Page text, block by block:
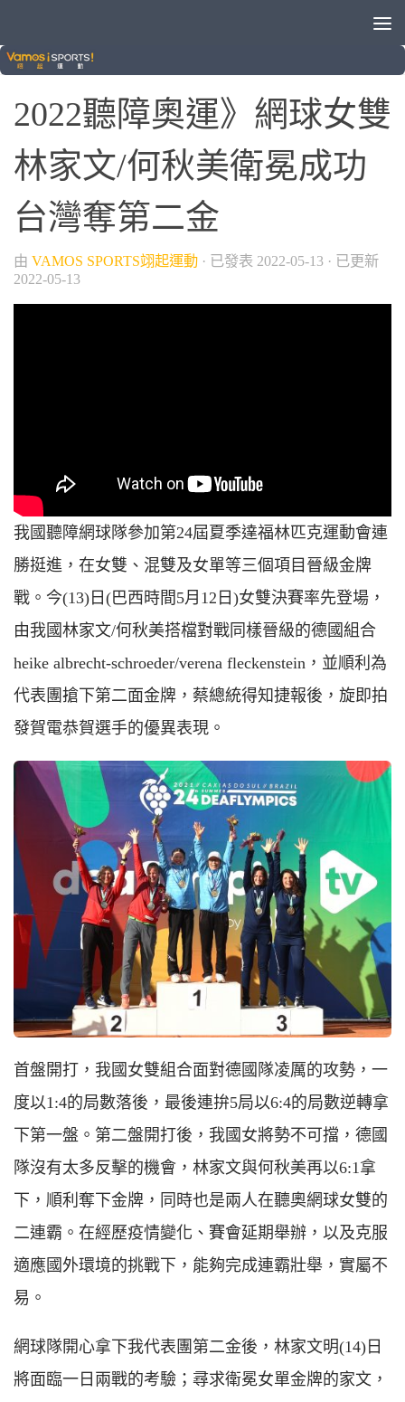
2022聽障奧運
2022聽障奧運》網球女雙
林家文/何秋美衛冕成功
台灣奪第二金
由 VAMOS SPORTS翊起運動 · 已發表 2022-05-13 · 已更新
2022-05-13
我國聽障網球隊參加第24屆夏季達福林匹克運動會連
勝挺進，在女雙、混雙及女單等三個項目晉級金牌
戰。今(13)日(巴西時間5月12日)女雙決賽率先登場，
由我國林家文/何秋美搭檔對戰同樣晉級的德國組合
heike albrecht-schroeder/verena fleckenstein，並順利為
代表團搶下第二面金牌，蔡總統得知捷報後，旋即拍
發賀電恭賀選手的優異表現。
首盤開打，我國女雙組合面對德國隊凌厲的攻勢，一
度以1:4的局數落後，最後連拚5局以6:4的局數逆轉拿
下第一盤。第二盤開打後，我國女將勢不可擋，德國
隊沒有太多反擊的機會，林家文與何秋美再以6:1拿
下，順利奪下金牌，同時也是兩人在聽奧網球女雙的
二連霸。在經歷疫情變化、賽會延期舉辦，以及克服
適應國外環境的挑戰下，能夠完成連霸壯舉，實屬不
易。
網球隊開心拿下我代表團第二金後，林家文明(14)日
將面臨一日兩戰的考驗；尋求衛冕女單金牌的家文，